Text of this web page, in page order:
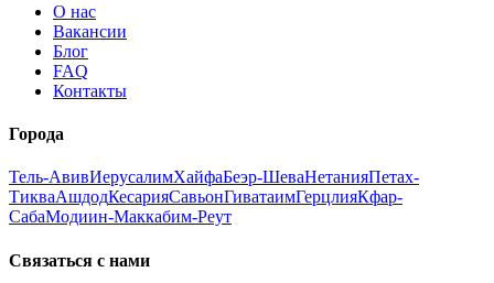
О нас
Вакансии
Блог
FAQ
Контакты
Города
Тель-АвивИерусалимХайфаБеэр-ШеваНетанияПетах-
ТикваАшдодКесарияСавьонГиватаимГерцлияКфар-
СабаМодиин-Маккабим-Реут
Связаться с нами